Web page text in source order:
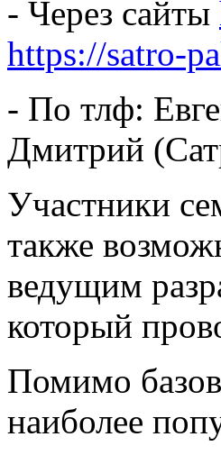
- Через сайты
https://satro-
- По тлф:
Дмитрий
Участники
также
ведущим
который
Помимо
наиболее